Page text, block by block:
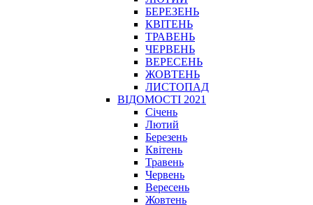
БЕРЕЗЕНЬ
КВІТЕНЬ
ТРАВЕНЬ
ЧЕРВЕНЬ
ВЕРЕСЕНЬ
ЖОВТЕНЬ
ЛИСТОПАД
ВІДОМОСТІ 2021
Січень
Лютий
Березень
Квітень
Травень
Червень
Вересень
Жовтень